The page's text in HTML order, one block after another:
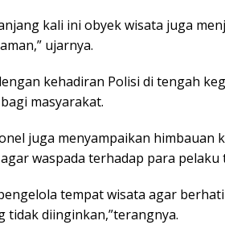
kali ini obyek wisata juga
ujarnya.
kehadiran Polisi di tengah
masyarakat.
juga menyampaikan himbauan
waspada terhadap para pelaku
tempat wisata agar
tidak diinginkan,”terangnya.